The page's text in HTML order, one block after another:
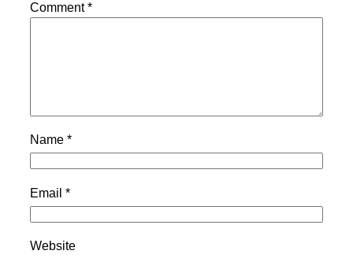
Comment*
Name *
Email *
Website